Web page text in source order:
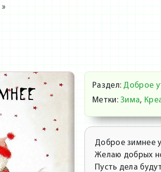
»
Раздел: Доброе
Метки: Зима,
Доброе зимнее
Желаю добрых
Пусть дела